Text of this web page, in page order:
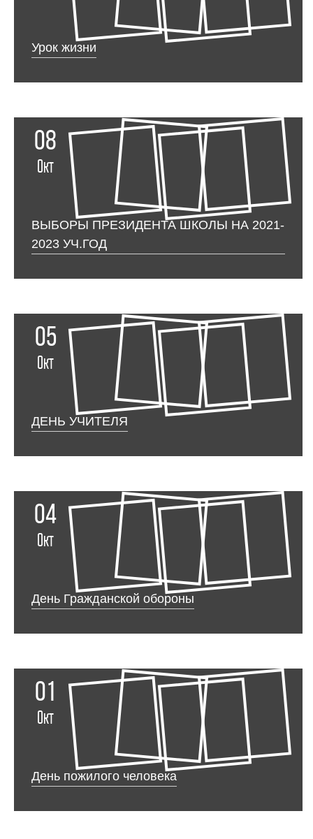
Урок жизни
08
Окт
ВЫБОРЫ ПРЕЗИДЕНТА ШКОЛЫ НА 2021-
2023 УЧ.ГОД
05
Окт
ДЕНЬ УЧИТЕЛЯ
04
Окт
День Гражданской обороны
01
Окт
День пожилого человека